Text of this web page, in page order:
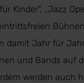
Kinder", „Jazz
damit Jahr für
und Bands auf
werden auch